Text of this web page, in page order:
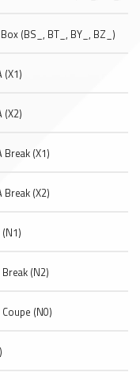
Box (BS_, BT_, BY_, BZ_)
(X1)
(X2)
Break (X1)
Break (X2)
(N1)
Break (N2)
Coupe (N0)